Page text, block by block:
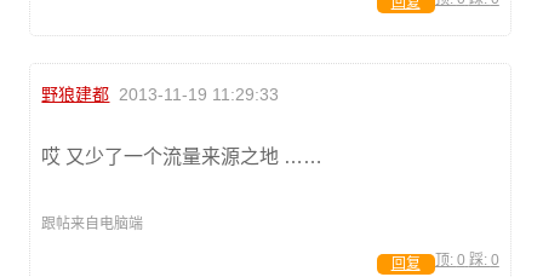
野狼建都 2013-11-19 11:29:33
哎 又少了一个流量来源之地 ……
跟帖来自电脑端
顶: 0 踩: 0
回复